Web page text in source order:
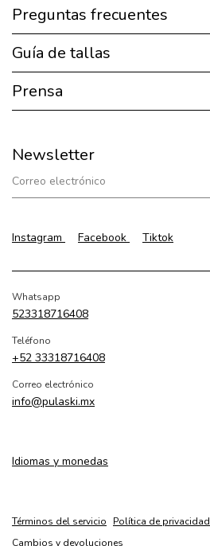
Preguntas frecuentes
Guía de tallas
Prensa
Newsletter
Instagram Facebook Tiktok
Whatsapp
523318716408
Teléfono
+52 33318716408
Correo electrónico
info@pulaski.mx
Idiomas y monedas
Términos del servicio Política de privacidad
Cambios y devoluciones